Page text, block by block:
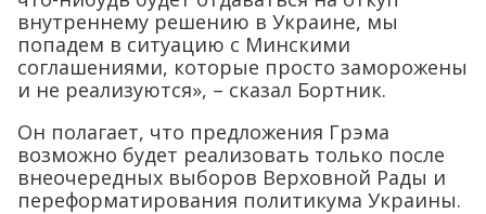
внутреннему решению в Украине, мы
попадем в ситуацию с Минскими
соглашениями, которые просто заморожены
и не реализуются», – сказал Бортник.
Он полагает, что предложения Грэма
возможно будет реализовать только после
внеочередных выборов Верховной Рады и
переформатирования политикума Украины.